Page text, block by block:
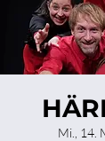
Mi., 14.